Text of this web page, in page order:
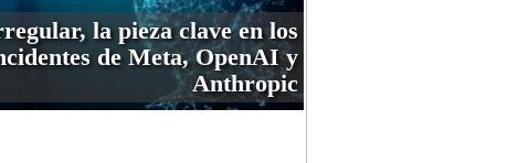
la pieza clave en los
de Meta, OpenAI y
Anthropic